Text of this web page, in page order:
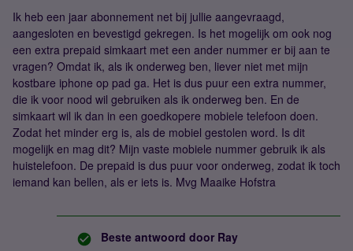
Ik heb een jaar abonnement net bij jullie aangevraagd,
aangesloten en bevestigd gekregen. Is het mogelijk om ook nog
een extra prepaid simkaart met een ander nummer er bij aan te
vragen? Omdat ik, als ik onderweg ben, liever niet met mijn
kostbare iphone op pad ga. Het is dus puur een extra nummer,
die ik voor nood wil gebruiken als ik onderweg ben. En de
simkaart wil ik dan in een goedkopere mobiele telefoon doen.
Zodat het minder erg is, als de mobiel gestolen word. Is dit
mogelijk en mag dit? Mijn vaste mobiele nummer gebruik ik als
huistelefoon. De prepaid is dus puur voor onderweg, zodat ik toch
iemand kan bellen, als er iets is. Mvg Maaike Hofstra
Beste antwoord door Ray